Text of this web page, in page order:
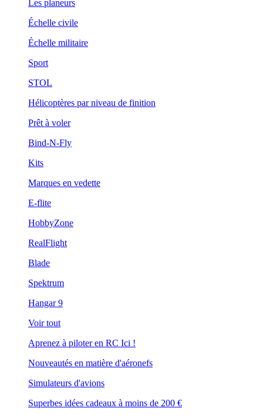
Les planeurs
Échelle civile
Échelle militaire
Sport
STOL
Hélicoptères par niveau de finition
Prêt à voler
Bind-N-Fly
Kits
Marques en vedette
E-flite
HobbyZone
RealFlight
Blade
Spektrum
Hangar 9
Voir tout
Aprenez à piloter en RC Ici !
Nouveautés en matière d'aéronefs
Simulateurs d'avions
Superbes idées cadeaux à moins de 200 €